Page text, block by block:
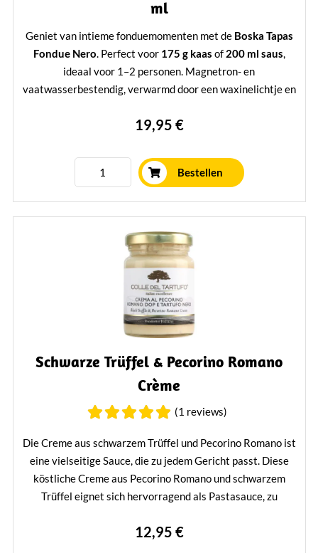
ml
Geniet van intieme fondue­momenten met de Boska Tapas
Fondue Nero. Perfect voor 175 g kaas of 200 ml saus,
ideaal voor 1–2 personen. Magnetron- en
vaatwasserbestendig, verwarmd door een waxinelichtje en
Compact, sfeervol én voorzien van
Mehr erfahren
19,95 €
Bestellen
Schwarze Trüffel & Pecorino Romano
Crème
(1 reviews)
Die Creme aus schwarzem Trüffel und Pecorino Romano ist
eine vielseitige Sauce, die zu jedem Gericht passt. Diese
köstliche Creme aus Pecorino Romano und schwarzem
Trüffel eignet sich hervorragend als Pastasauce, zu
auch eine köstliche Ergänzung zu Käsefondue und
12,95 €